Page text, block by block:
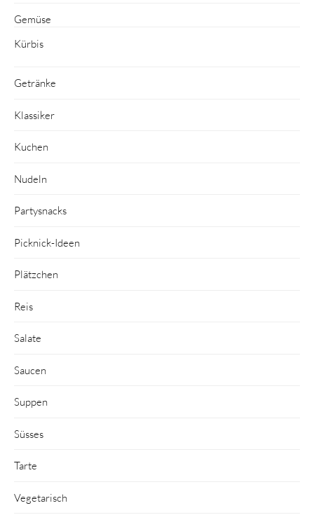
Gemüse
Kürbis
Getränke
Klassiker
Kuchen
Nudeln
Partysnacks
Picknick-Ideen
Plätzchen
Reis
Salate
Saucen
Suppen
Süsses
Tarte
Vegetarisch